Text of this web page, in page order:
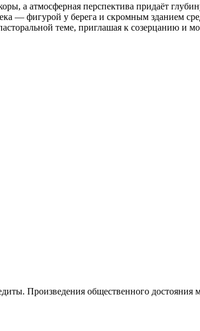
а атмосферная перспектива придаёт
— фигурой у берега и скромным зданием
теме, приглашая к созерцанию и
Произведения общественного достояния